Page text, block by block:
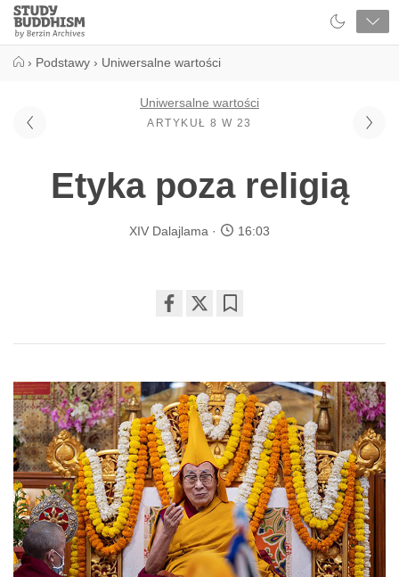
Close
Study
Buddhism
› Podstawy › Uniwersalne wartości
Uniwersalne wartości
ARTYKUŁ 8 W 23
Etyka poza religią
XIV Dalajlama 16:03
on